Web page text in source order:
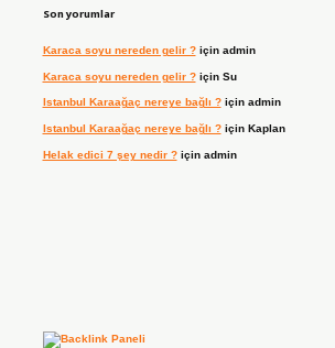
Son yorumlar
Karaca soyu nereden gelir ?için admin
Karaca soyu nereden gelir ?için Su
Istanbul Karaağaç nereye bağlı ?için admin
Istanbul Karaağaç nereye bağlı ?için Kaplan
Helak edici 7 şey nedir ?için admin